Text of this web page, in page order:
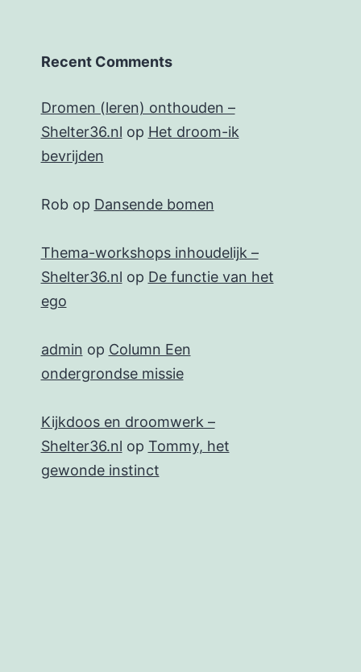
Recent Comments
Dromen (leren) onthouden –
Shelter36.nl op Het droom-ik
bevrijden
Robop Dansende bomen
Thema-workshops inhoudelijk –
Shelter36.nl op De functie van het
ego
admin op Column Een
ondergrondse missie
Kijkdoos en droomwerk –
Shelter36.nl op Tommy, het
gewonde instinct